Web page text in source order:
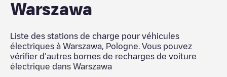
Warszawa
Liste des stations de charge pour véhicules
électriques à Warszawa Pologne . Vous pouvez
vérifier d'autres bornes de recharges de voiture
électrique dans Warszawa